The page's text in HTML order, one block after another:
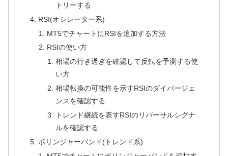
トリーする
RSI(オシレーター系)
MT5でチャートにRSIを追加する方法
RSIの使い方
相場の行き過ぎを確認して反転を予測する使
い方
相場転換の可能性を示すRSIのダイバージェ
ンスを確認する
トレンド継続を表すRSIのリバーサルシグナ
ルを確認する
ボリンジャーバンド(トレンド系)